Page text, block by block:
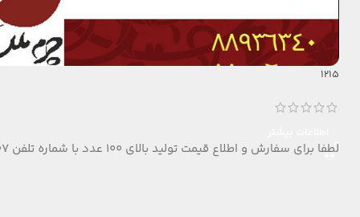
1215
لطفا برای سفارش و اطلاع قیمت تولید بالای 100 عدد با شماره تلفن 09124152407 تماس بگیرید.